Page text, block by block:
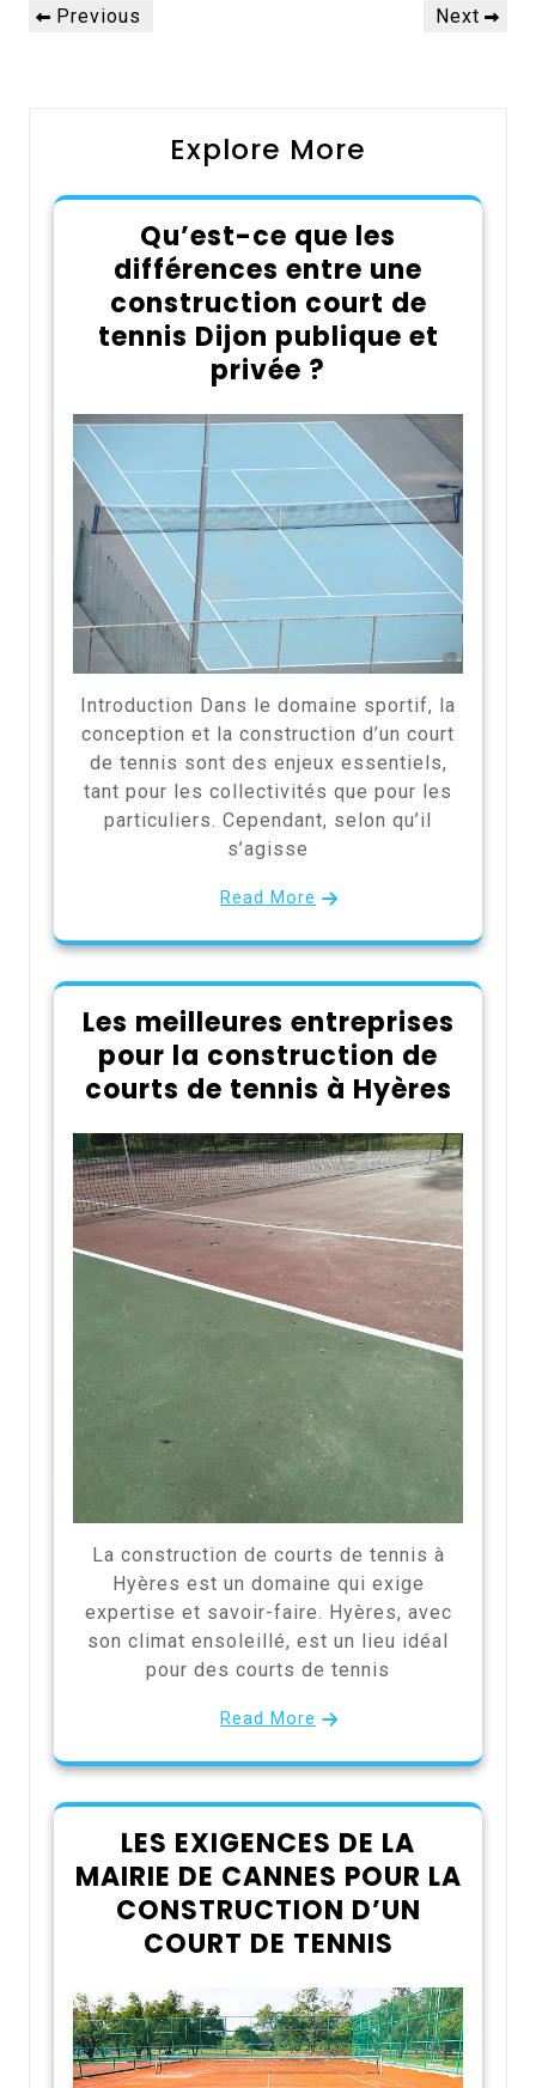
dePrevious
Previous
Next
Next
Explore More
Qu’est-ce que les
différences entre une
construction court de
tennis Dijon publique et
privée ?
Introduction Dans le domaine sportif, la
conception et la construction d’un court
de tennis sont des enjeux essentiels,
tant pour les collectivités que pour les
particuliers. Cependant, selon qu’il
s’agisse
Read More
Les meilleures entreprises
pour la construction de
courts de tennis à Hyères
La construction de courts de tennis à
Hyères est un domaine qui exige
expertise et savoir-faire. Hyères, avec
son climat ensoleillé, est un lieu idéal
pour des courts de tennis
Read More
LES EXIGENCES DE LA
MAIRIE DE CANNES POUR LA
CONSTRUCTION D’UN
COURT DE TENNIS